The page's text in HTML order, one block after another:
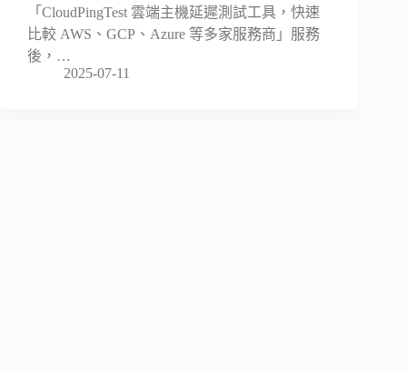
「CloudPingTest 雲端主機延遲測試工具，快速
比較 AWS、GCP、Azure 等多家服務商」服務
後，…
2025-07-11